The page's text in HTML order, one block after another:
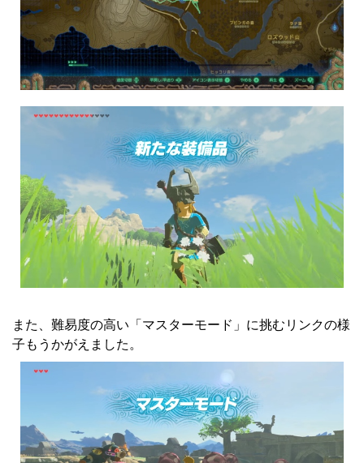
また、難易度の高い「マスターモード」に挑むリンクの様
子もうかがえました。